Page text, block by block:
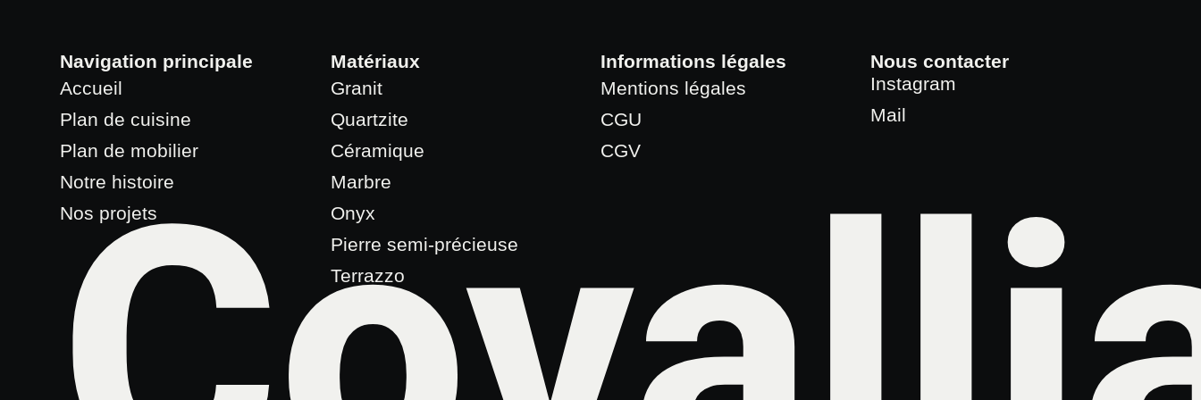
Navigation principale
Accueil
Plan de cuisine
Plan de mobilier
Notre histoire
Nos projets
Matériaux
Granit
Quartzite
Céramique
Marbre
Onyx
Pierre semi-précieuse
Terrazzo
Informations légales
Mentions légales
CGU
CGV
Nous contacter
Instagram
Mail